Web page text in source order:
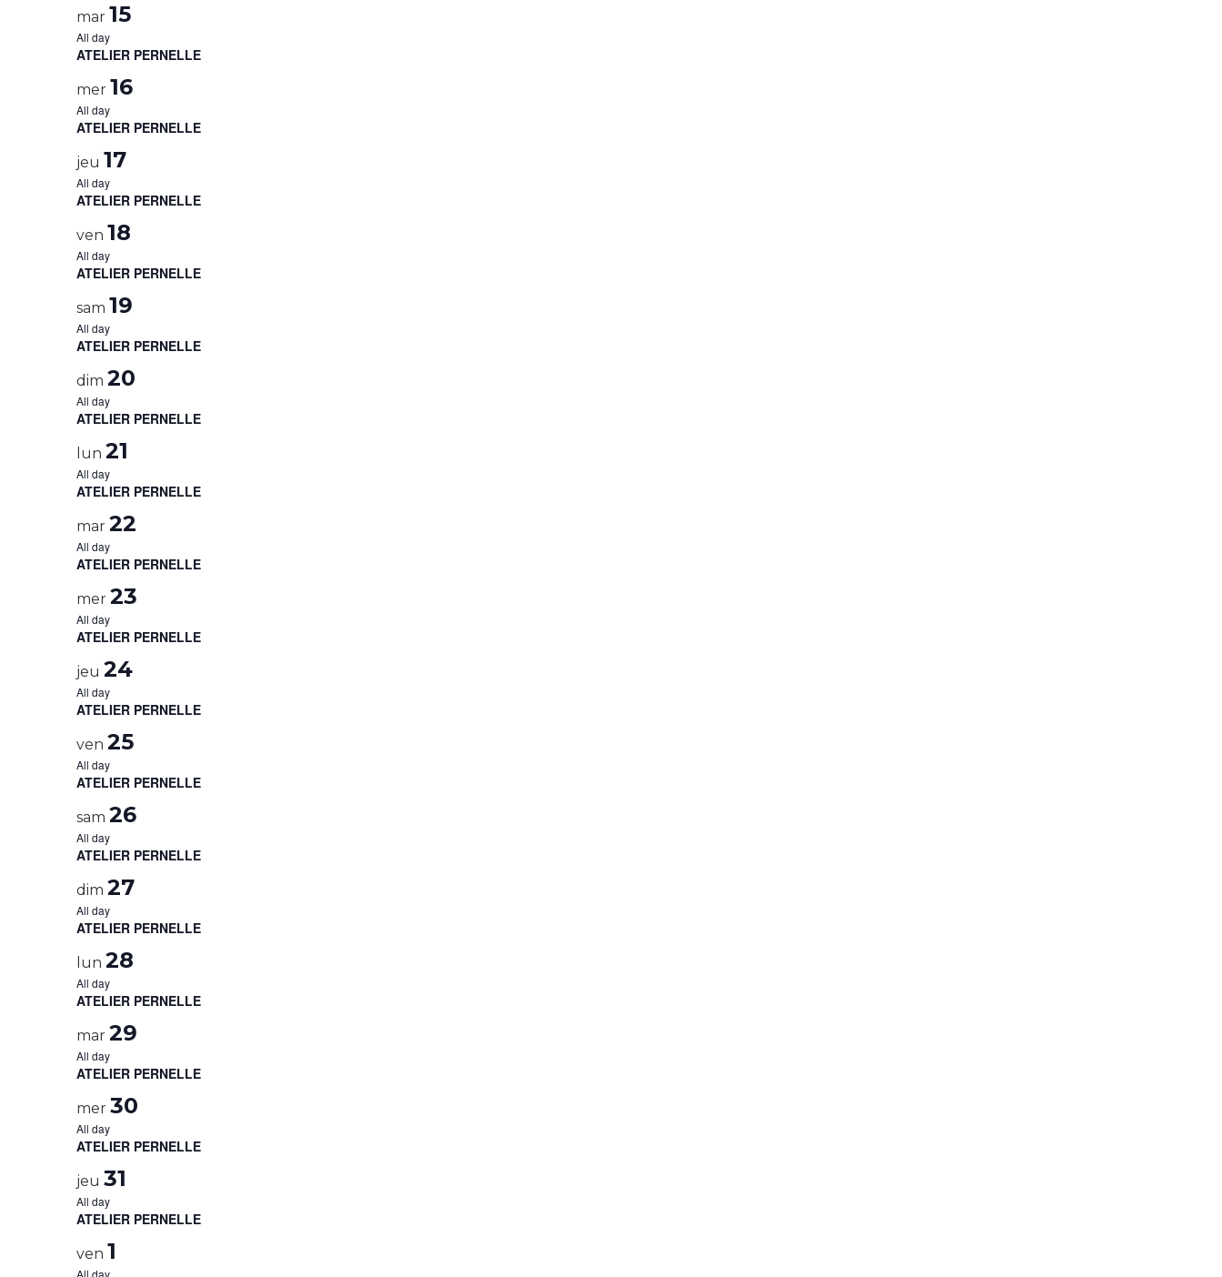
mar 15
All day
ATELIER PERNELLE
mer 16
All day
ATELIER PERNELLE
jeu 17
All day
ATELIER PERNELLE
ven 18
All day
ATELIER PERNELLE
sam 19
All day
ATELIER PERNELLE
dim 20
All day
ATELIER PERNELLE
lun 21
All day
ATELIER PERNELLE
mar 22
All day
ATELIER PERNELLE
mer 23
All day
ATELIER PERNELLE
jeu 24
All day
ATELIER PERNELLE
ven 25
All day
ATELIER PERNELLE
sam 26
All day
ATELIER PERNELLE
dim 27
All day
ATELIER PERNELLE
lun 28
All day
ATELIER PERNELLE
mar 29
All day
ATELIER PERNELLE
mer 30
All day
ATELIER PERNELLE
jeu 31
All day
ATELIER PERNELLE
ven 1
All day